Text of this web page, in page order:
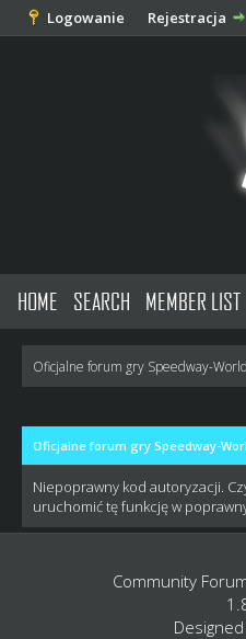
Logowanie Rejestracja
HOME SEARCH MEMBER LIST
Oficjalne forum gry Speedway-World
Oficjalne forum gry Speedway-
Niepoprawny kod autoryzacji.
uruchomić tę funkcję w
Community